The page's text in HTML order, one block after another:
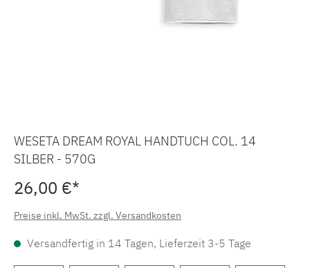
WESETA DREAM ROYAL HANDTUCH COL. 14
SILBER - 570G
26,00 €*
Preise inkl. MwSt. zzgl. Versandkosten
Versandfertig in 14 Tagen, Lieferzeit 3-5 Tage